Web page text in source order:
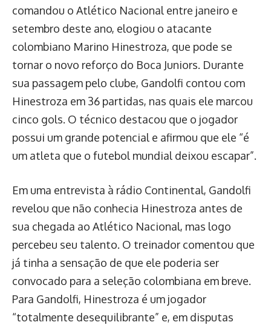
comandou o Atlético Nacional entre janeiro e
setembro deste ano, elogiou o atacante
colombiano Marino Hinestroza, que pode se
tornar o novo reforço do Boca Juniors. Durante
sua passagem pelo clube, Gandolfi contou com
Hinestroza em 36 partidas, nas quais ele marcou
cinco gols. O técnico destacou que o jogador
possui um grande potencial e afirmou que ele “é
um atleta que o futebol mundial deixou escapar”.
Em uma entrevista à rádio Continental, Gandolfi
revelou que não conhecia Hinestroza antes de
sua chegada ao Atlético Nacional, mas logo
percebeu seu talento. O treinador comentou que
já tinha a sensação de que ele poderia ser
convocado para a seleção colombiana em breve.
Para Gandolfi, Hinestroza é um jogador
“totalmente desequilibrante” e, em disputas